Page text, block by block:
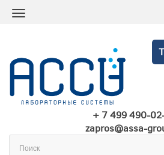
+ 7 499 490-
zapros@assa-